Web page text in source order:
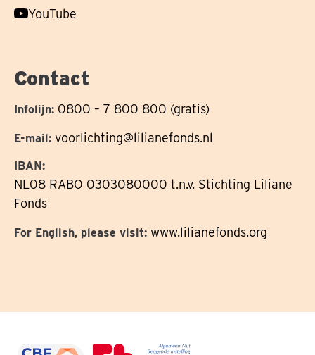
op
Volg
YouTube
Contact
Infolijn: 0800 – 7 800 800 (gratis)
E-mail: voorlichting@lilianefonds.nl
IBAN:
NL08 RABO 0303080000 t.n.v. Stichting Liliane
Fonds
For English, please visit: www.lilianefonds.org